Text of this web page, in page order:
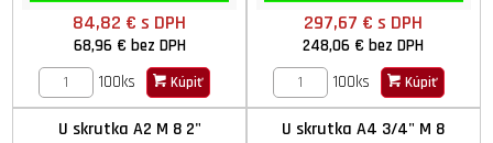
84,82 €s DPH
68,96 € bez DPH
100ks
Kúpiť
297,67 €s DPH
248,06 €bez DPH
100ks
Kúpiť
U skrutka A2 M 8 2" U skrutka A4 3/4" M 8